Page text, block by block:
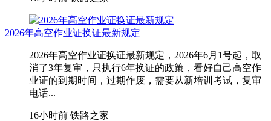
2026年高空作业证换证最新规定
2026年高空作业证换证最新规定，2026年6月1号起，取
消了3年复审，只执行6年换证的政策，看好自己高空作
业证的到期时间，过期作废，需要从新培训考试，复审
电话...
16小时前 铁路之家